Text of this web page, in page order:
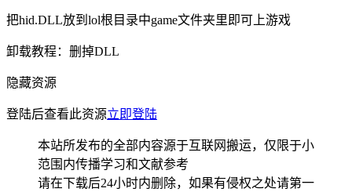
把hid.DLL放到lol根目录中game文件夹里即可上游戏
卸载教程：删掉DLL
隐藏资源
登陆后查看此资源立即登陆
本站所发布的全部内容源于互联网搬运，仅限于小
范围内传播学习和文献参考
请在下载后24小时内删除，如果有侵权之处请第一